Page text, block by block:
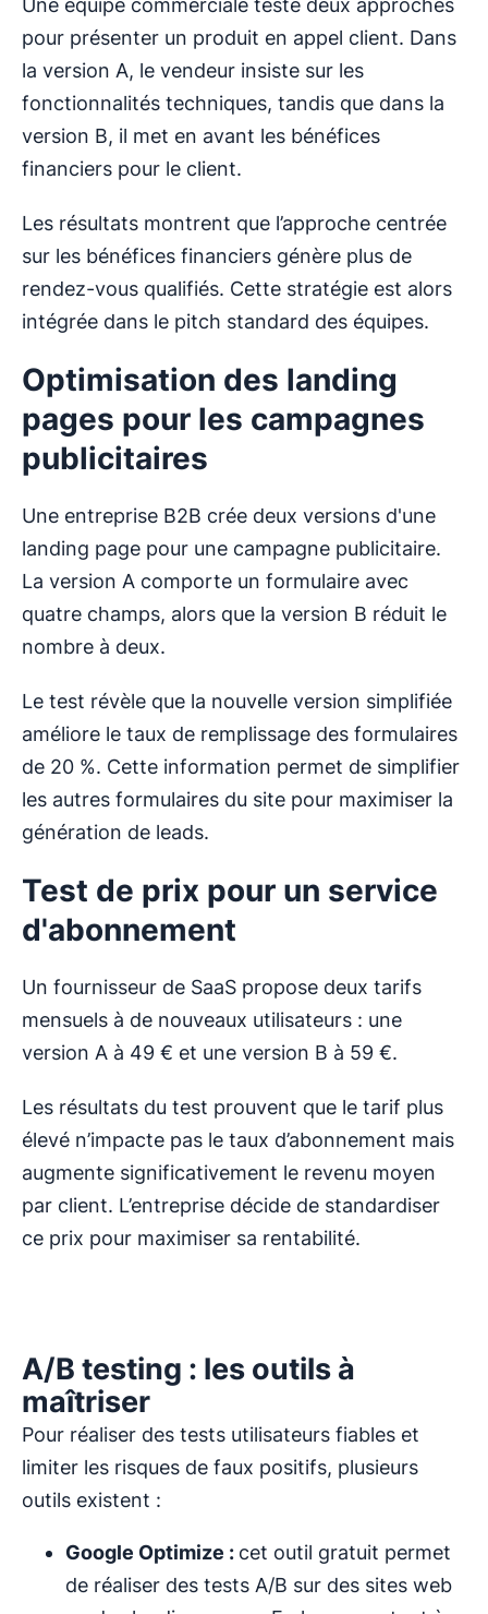
Une équipe commerciale teste deux approches
pour présenter un produit en appel client. Dans
la version A, le vendeur insiste sur les
fonctionnalités techniques, tandis que dans la
version B, il met en avant les bénéfices
financiers pour le client.
Les résultats montrent que l’approche centrée
sur les bénéfices financiers génère plus de
rendez-vous qualifiés. Cette stratégie est alors
intégrée dans le pitch standard des équipes.
Optimisation des landing
pages pour les campagnes
publicitaires
Une entreprise B2B crée deux versions d'une
landing page pour une campagne publicitaire.
La version A comporte un formulaire avec
quatre champs, alors que la version B réduit le
nombre à deux.
Le test révèle que la nouvelle version simplifiée
améliore le taux de remplissage des formulaires
de 20 %. Cette information permet de simplifier
les autres formulaires du site pour maximiser la
génération de leads.
Test de prix pour un service
d'abonnement
Un fournisseur de SaaS propose deux tarifs
mensuels à de nouveaux utilisateurs : une
version A à 49 € et une version B à 59 €.
Les résultats du test prouvent que le tarif plus
élevé n’impacte pas le taux d’abonnement mais
augmente significativement le revenu moyen
par client. L’entreprise décide de standardiser
ce prix pour maximiser sa rentabilité.
A/B testing : les outils à
maîtriser
Pour réaliser des tests utilisateurs fiables et
limiter les risques de faux positifs, plusieurs
outils existent :
Google Optimize : cet outil gratuit permet
de réaliser des tests A/B sur des sites web